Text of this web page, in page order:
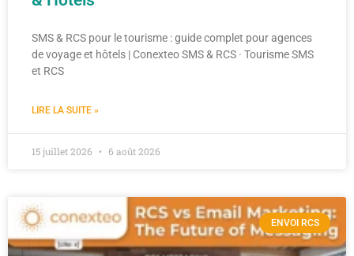
SMS & RCS pour le tourisme : guide complet pour agences
de voyage et hôtels | Conexteo SMS & RCS · Tourisme SMS
et RCS
LIRE LA SUITE »
15 juillet 2026 6 août 2026
ENVOI RCS